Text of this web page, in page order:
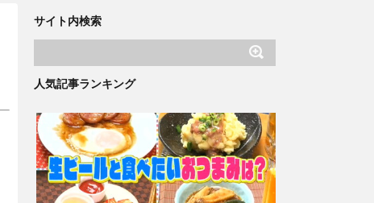
サイト内検索
人気記事ランキング